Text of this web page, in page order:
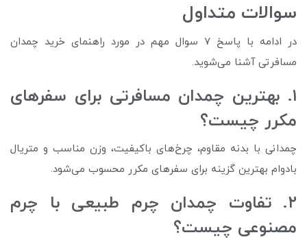
سوالات متداول
در ادامه با پاسخ 7 سوال مهم در مورد راهنمای خرید چمدان
مسافرتی آشنا می‌شوید.
۱. بهترین چمدان مسافرتی برای سفرهای
مکرر چیست؟
چمدانی با بدنه مقاوم، چرخ‌های باکیفیت، وزن مناسب و متریال
بادوام بهترین گزینه برای سفرهای مکرر محسوب می‌شود.
۲. تفاوت چمدان چرم طبیعی با چرم
مصنوعی چیست؟